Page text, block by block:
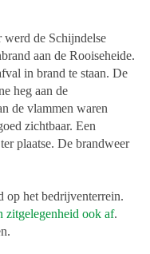
de Schijndelse
aan de Rooiseheide.
in brand te staan. De
heg aan de
de vlammen waren
zichtbaar. Een
plaatse. De brandweer
op het bedrijventerrein.
zitgelegenheid ook af.